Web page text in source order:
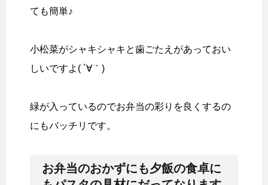
ても簡単♪
小松菜がシャキシャキと歯ごたえがあっておい
しいですよ( ´∀｀)
緑が入っているのでお弁当の彩りを良くするの
にもバッチリです。
お弁当のおかずにも夕飯の食卓に